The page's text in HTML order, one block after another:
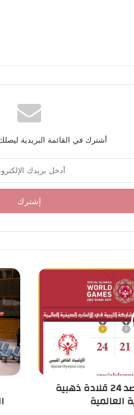
أشترك في القائمة البريدية
الأولمبياد الخاص الليبي يحصد 24 قلادة ذهبية
العالمية